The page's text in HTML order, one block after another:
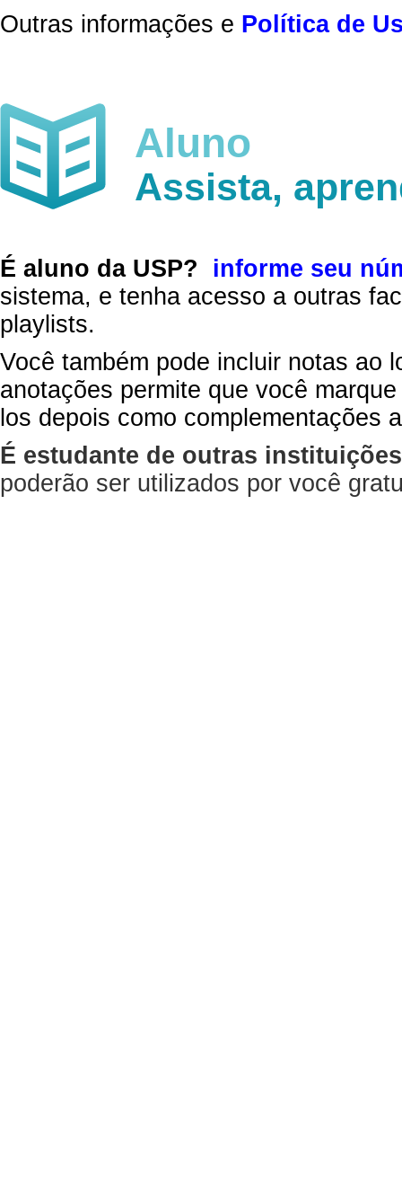
Outras informações e Política de
Aluno
Assista,
É aluno da USP?
informe seu
sistema, e tenha acesso a outras
playlists.
Você também pode incluir notas ao
anotações permite que você
los depois como complementações
É estudante de outras
poderão ser utilizados por você